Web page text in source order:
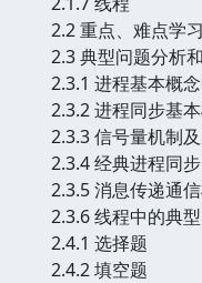
2.2 重点、难点学
2.3 典型问题分析
2.3.1 进程基本概
2.3.2 进程同步基
2.3.3 信号量机制
2.3.4 经典进程同
2.3.5 消息传递通
2.3.6 线程中的典
2.4.1 选择题
2.4.2 填空题